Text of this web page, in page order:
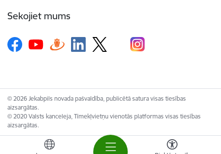
Sekojiet mums
© 2026 Jekabpils novada pašvaldība, publicētā satura visas tiesības
aizsargātas.
© 2020 Valsts kanceleja, Tīmekļvietņu vienotās platformas visas tiesības
aizsargātas.